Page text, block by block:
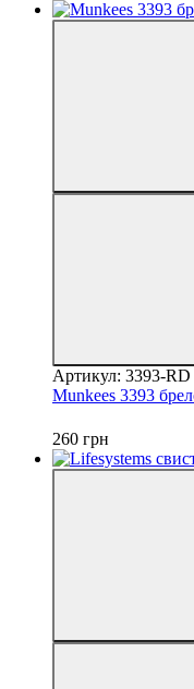
Артикул: 3393-RD
Munkees 3393
260 грн